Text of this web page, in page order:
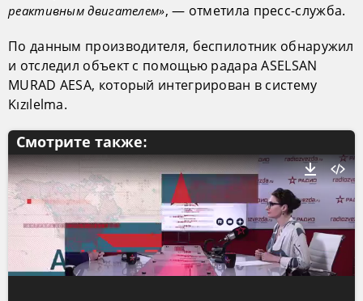
реактивным двигателем», — отметила пресс-служба.
По данным производителя, беспилотник обнаружил
и отследил объект с помощью радара ASELSAN
MURAD AESA, который интегрирован в систему
Kızılelma.
Смотрите также: